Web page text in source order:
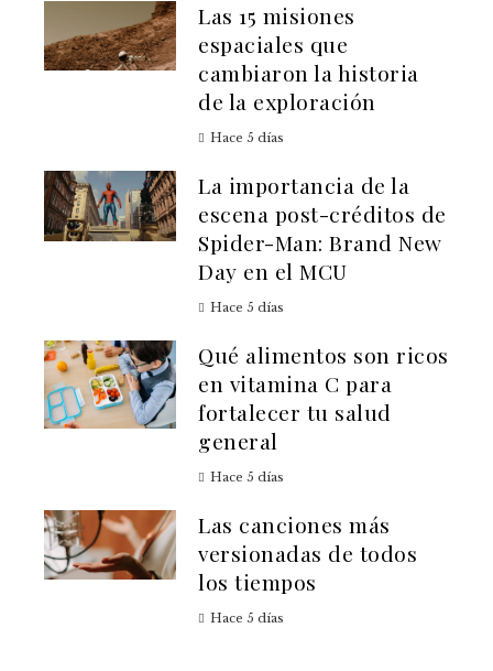
Las 15 misiones
espaciales que
cambiaron la historia
de la exploración
Hace 5 días
La importancia de la
escena post-créditos de
Spider-Man: Brand New
Day en el MCU
Hace 5 días
Qué alimentos son ricos
en vitamina C para
fortalecer tu salud
general
Hace 5 días
Las canciones más
versionadas de todos
los tiempos
Hace 5 días